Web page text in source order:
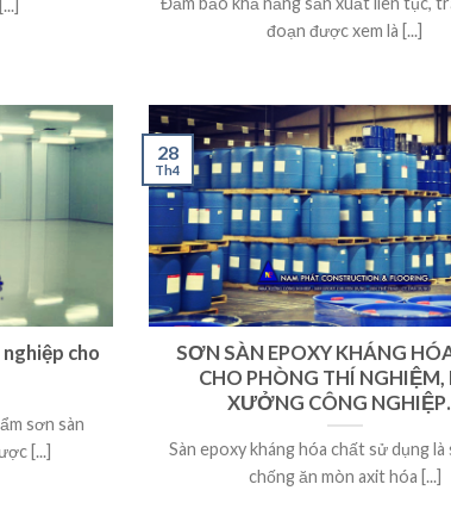
đoạn được xem là [...]
cho
sơn sàn
[...]
SƠN SÀN EPOXY KHÁNG
CHO PHÒNG THÍ NGHIỆM,
XƯỞNG CÔNG
Sàn epoxy kháng hóa chất sử dụng là
chống ăn mòn axit hóa [...]
28
Th4